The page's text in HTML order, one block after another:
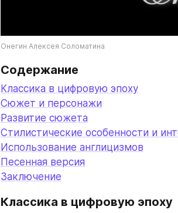
Онегин Алексея Соломатина
Содержание
Классика в цифровую эпоху
Сюжет и персонажи
Развитие сюжета
Стилистические особенности и
Использование англицизмов
Песенная версия
Заключение
Классика в цифровую эпоху